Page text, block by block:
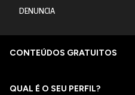
DENUNCIA
CONTEÚDOS GRATUITOS
QUAL É O SEU PERFIL?